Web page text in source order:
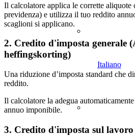
Italiano
Il calcolatore applica le corrette aliquote
previdenza) e utilizza il tuo reddito
scaglioni si applicano.
2. Credito d'imposta generale
heffingskorting)
Una riduzione d’imposta standard che
reddito.
Il calcolatore la adegua
annuo imponibile.
3. Credito d'imposta sul